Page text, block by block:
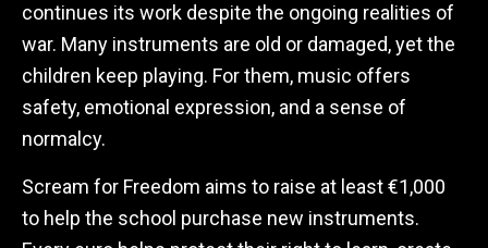
continues its work despite the ongoing realities of
war. Many instruments are old or damaged, yet the
children keep playing. For them, music offers
safety, emotional expression, and a sense of
normalcy.
Scream for Freedom aims to raise at least €1,000
to help the school purchase new instruments.